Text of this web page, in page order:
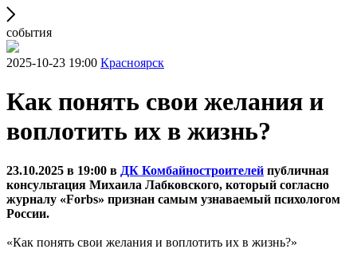
события
2025-10-23 19:00 Красноярск
Как понять свои желания и
воплотить их в жизнь?
23.10.2025 в 19:00 в ДК Комбайностроителей публичная
консультация Михаила Лабковского, который согласно
журналу «Forbs» признан самым узнаваемый психологом
России.
«Как понять свои желания и воплотить их в жизнь?»